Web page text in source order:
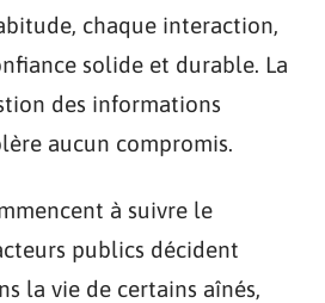
chaque interaction,
solide et durable. La
des informations
aucun compromis.
à suivre le
publics décident
la vie de certains aînés,